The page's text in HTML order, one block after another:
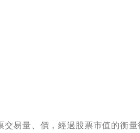
易量、價，經過股票市值的衡